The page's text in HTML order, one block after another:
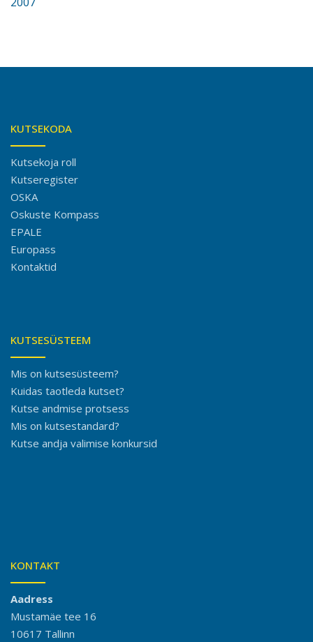
KUTSEKODA
Kutsekoja roll
Kutseregister
OSKA
Oskuste Kompass
EPALE
Europass
Kontaktid
KUTSESÜSTEEM
Mis on kutsesüsteem?
Kuidas taotleda kutset?
Kutse andmise protsess
Mis on kutsestandard?
Kutse andja valimise konkursid
KONTAKT
Aadress
Mustamäe tee 16
10617 Tallinn